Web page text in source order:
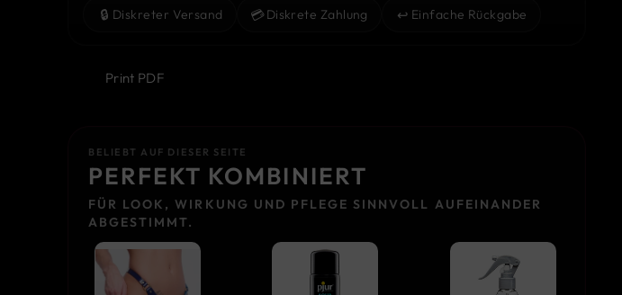
🔒 Diskreter Versand 💳Diskrete Zahlung ↩️ Einfache Rückgabe
Print PDF
BELIEBT AUF DIESER SEITE
PERFEKT KOMBINIERT
FÜR LOOK, WIRKUNG UND PFLEGE SINNVOLL AUFEINANDER
ABGESTIMMT.